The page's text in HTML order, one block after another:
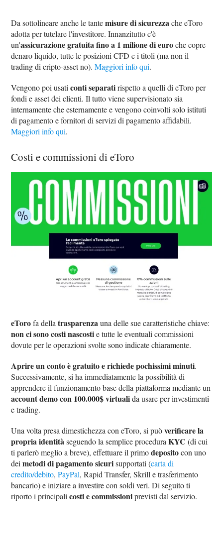
Da sottolineare anche le tantemisure di sicurezzache eToro
adotta per tutelare l'investitore. Innanzitutto c'è
un'assicurazione gratuita fino a 1 milione di euroche copre
denaro liquido, tutte le posizioni CFD e i titoli (ma non il
trading di cripto-asset no).Maggiori info qui.
Vengono poi usaticonti separatirispetto a quelli di eToro per
fondi e asset dei clienti. Il tutto viene supervisionato sia
internamente che esternamente e vengono coinvolti solo istituti
di pagamento e fornitori di servizi di pagamento affidabili.
Maggiori info qui.
Costi e commissioni di eToro
eTorofa dellatrasparenzauna delle sue caratteristiche chiave:
non ci sono costi nascostie tutte le eventuali commissioni
dovute per le operazioni svolte sono indicate chiaramente.
Aprire un conto è gratuito e richiede pochissimi minuti.
Successivamente, si ha immediatamente la possibilità di
apprendere il funzionamento base della piattaforma mediante un
account demo con 100.000$ virtualida usare per investimenti
e trading.
Una volta presa dimestichezza con eToro, si puòverificare la
propria identitàseguendo la semplice proceduraKYC (di cui
ti parlerò meglio a breve), effettuare il primodepositocon uno
deimetodi di pagamento sicurisupportati (carta di
credito/debito,PayPal, Rapid Transfer, Skrill e trasferimento
bancario) e iniziare a investire con soldi veri. Di seguito ti
riporto i principalicosti e commissioniprevisti dal servizio.